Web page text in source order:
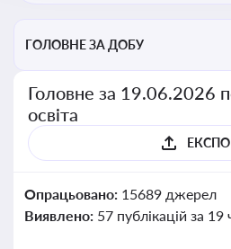
ГОЛОВНЕ ЗА ДОБУ
Головне за 19.06.2026
освіта
Опрацьовано: 15689 джерел
Виявлено: 57 публікацій за 19